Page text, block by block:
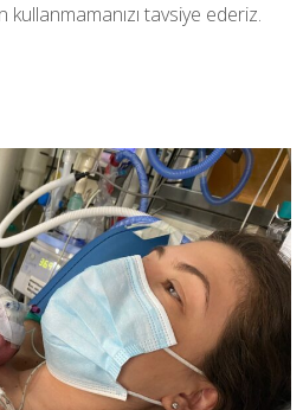
tavsiye ederiz.